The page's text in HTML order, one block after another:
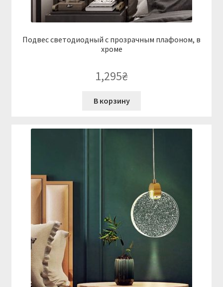
Подвес светодиодный с прозрачным плафоном, в
хроме
1,295₴
В корзину